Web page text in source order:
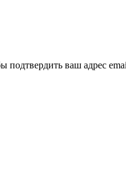
подтвердить ваш адрес